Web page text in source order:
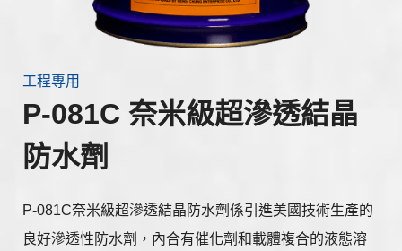
工程專用
P-081C 奈米級超滲透結晶
防水劑
P-081C奈米級超滲透結晶防水劑係引進美國技術生產的
良好滲透性防水劑，內合有催化劑和載體複合的液態溶